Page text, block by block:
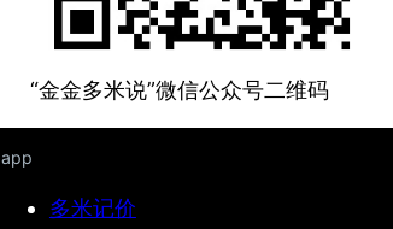
“金金多米说”微信公众号二维码
app
多米记价